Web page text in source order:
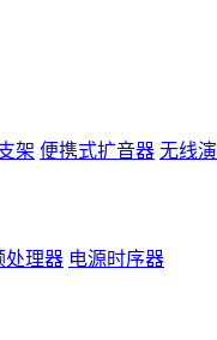
架 便携式扩音器 无线
处理器 电源时序器